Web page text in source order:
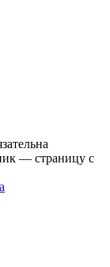
— страницу с